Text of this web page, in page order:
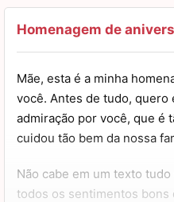
Sem a senhora, eu não
todas as bênçãos e todo o
você na data de hoje. Feliz
Homenagem de
Mãe, esta é a minha
você. Antes de tudo, quero
admiração por você, que é
cuidou tão bem da nossa
Não cabe em um texto
todos os sentimentos bons